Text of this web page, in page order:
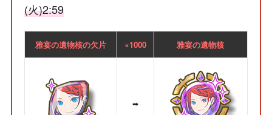
(火)2:59
雅宴の遺物核の欠片 ×1000 雅宴の遺物核
➡